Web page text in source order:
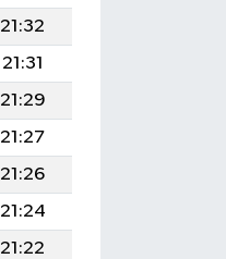
21:32
21:31
21:29
21:27
21:26
21:24
21:22